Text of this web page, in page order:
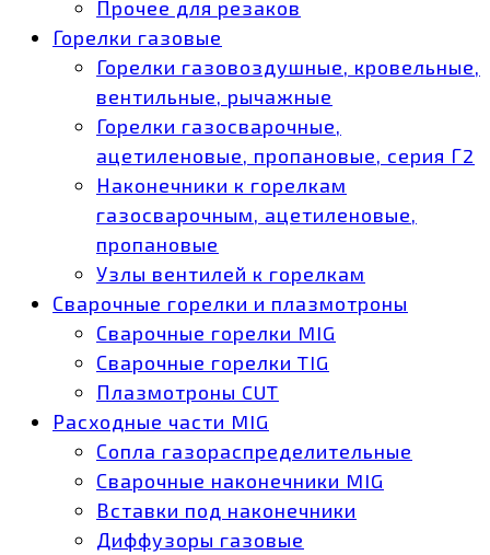
Прочее для резаков
Горелки газовые
Горелки газовоздушные, кровельные,
вентильные, рычажные
Горелки газосварочные,
ацетиленовые, пропановые, серия Г2
Наконечники к горелкам
газосварочным, ацетиленовые,
пропановые
Узлы вентилей к горелкам
Сварочные горелки и плазмотроны
Сварочные горелки MIG
Сварочные горелки TIG
Плазмотроны CUT
Расходные части MIG
Сопла газораспределительные
Сварочные наконечники MIG
Вставки под наконечники
Диффузоры газовые